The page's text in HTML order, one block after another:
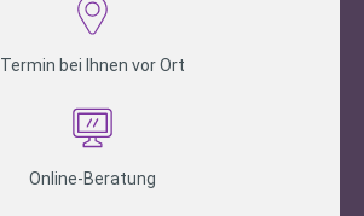
Termin bei Ihnen vor Ort
Online-Beratung